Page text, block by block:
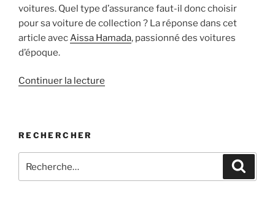
voitures. Quel type d’assurance faut-il donc choisir
pour sa voiture de collection ? La réponse dans cet
article avecAissa Hamada, passionné des voitures
d’époque.
Continuer la lecture
une
de
RECHERCHER
pour